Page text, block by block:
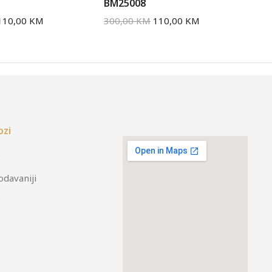
KM
BM25008
300,00KM 110,00 KM